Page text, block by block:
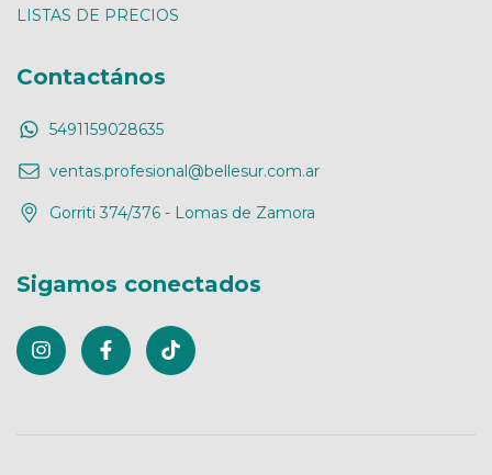
LISTAS DE PRECIOS
Contactános
5491159028635
ventas.profesional@bellesur.com.ar
Gorriti 374/376 - Lomas de Zamora
Sigamos conectados